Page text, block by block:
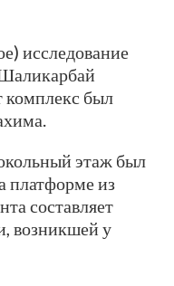
исследование
комплекс был
этаж был
платформе из
составляет
возникшей у